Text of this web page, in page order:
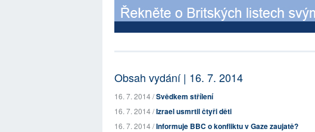
Obsah vydání | 16. 7. 2014
16. 7. 2014 /Svědkem střílení
16. 7. 2014 /Izrael usmrtil čtyři děti
16. 7. 2014 /Informuje BBC o konfliktu v Gaze zaujatě?